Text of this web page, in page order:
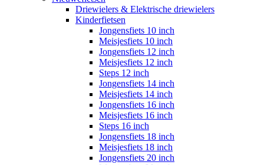
Driewielers & Elektrische driewielers
Kinderfietsen
Jongensfiets 10 inch
Meisjesfiets 10 inch
Jongensfiets 12 inch
Meisjesfiets 12 inch
Steps 12 inch
Jongensfiets 14 inch
Meisjesfiets 14 inch
Jongensfiets 16 inch
Meisjesfiets 16 inch
Steps 16 inch
Jongensfiets 18 inch
Meisjesfiets 18 inch
Jongensfiets 20 inch